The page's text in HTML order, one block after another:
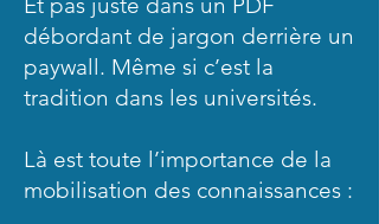
débordant de jargon derrière un
paywall. Même si c’est la
tradition dans les universités.
Là est toute l’importance de la
mobilisation des connaissances :